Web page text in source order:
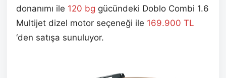
donanımı ile 120 bg gücündeki Doblo Combi 1.6
Multijet dizel motor seçeneği ile 169.900 TL
‘den satışa sunuluyor.